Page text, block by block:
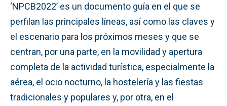
‘NPCB2022’ es un documento guía en el que se
perfilan las principales líneas, así como las claves y
el escenario para los próximos meses y que se
centran, por una parte, en la movilidad y apertura
completa de la actividad turística, especialmente la
aérea, el ocio nocturno, la hostelería y las fiestas
tradicionales y populares y, por otra, en el